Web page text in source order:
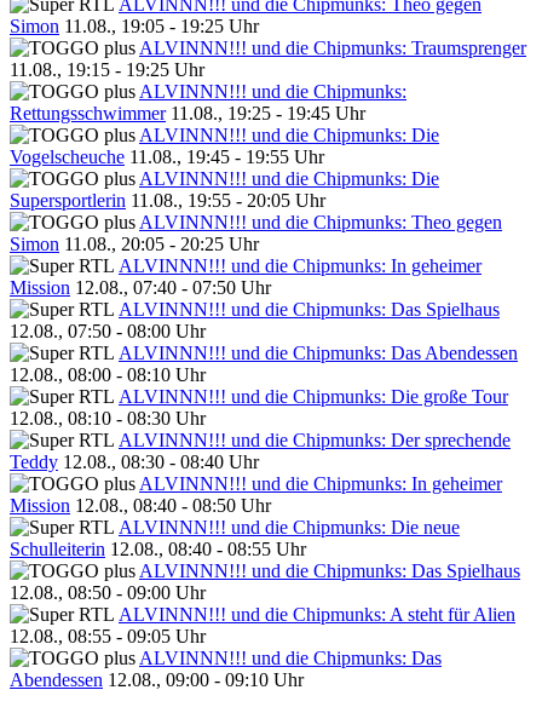
Simon 11.08., 19:05 - 19:25 Uhr
ALVINNN!!! und die Chipmunks: Traumsprenger
11.08., 19:15 - 19:25 Uhr
ALVINNN!!! und die Chipmunks:
Rettungsschwimmer 11.08., 19:25 - 19:45 Uhr
ALVINNN!!! und die Chipmunks: Die
Vogelscheuche 11.08., 19:45 - 19:55 Uhr
ALVINNN!!! und die Chipmunks: Die
Supersportlerin 11.08., 19:55 - 20:05 Uhr
ALVINNN!!! und die Chipmunks: Theo gegen
Simon 11.08., 20:05 - 20:25 Uhr
ALVINNN!!! und die Chipmunks: In geheimer
Mission 12.08., 07:40 - 07:50 Uhr
ALVINNN!!! und die Chipmunks: Das Spielhaus
12.08., 07:50 - 08:00 Uhr
ALVINNN!!! und die Chipmunks: Das Abendessen
12.08., 08:00 - 08:10 Uhr
ALVINNN!!! und die Chipmunks: Die große Tour
12.08., 08:10 - 08:30 Uhr
ALVINNN!!! und die Chipmunks: Der sprechende
Teddy 12.08., 08:30 - 08:40 Uhr
ALVINNN!!! und die Chipmunks: In geheimer
Mission 12.08., 08:40 - 08:50 Uhr
ALVINNN!!! und die Chipmunks: Die neue
Schulleiterin 12.08., 08:40 - 08:55 Uhr
ALVINNN!!! und die Chipmunks: Das Spielhaus
12.08., 08:50 - 09:00 Uhr
ALVINNN!!! und die Chipmunks: A steht für Alien
12.08., 08:55 - 09:05 Uhr
ALVINNN!!! und die Chipmunks: Das
Abendessen 12.08., 09:00 - 09:10 Uhr